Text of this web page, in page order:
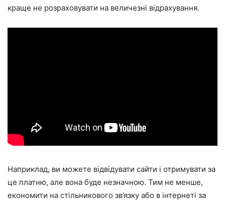
краще не розраховувати на величезні відрахування.
Наприклад, ви можете відвідувати сайти і отримувати за
це платню, але вона буде незначною. Тим не менше,
економити на стільникового зв’язку або в інтернеті за